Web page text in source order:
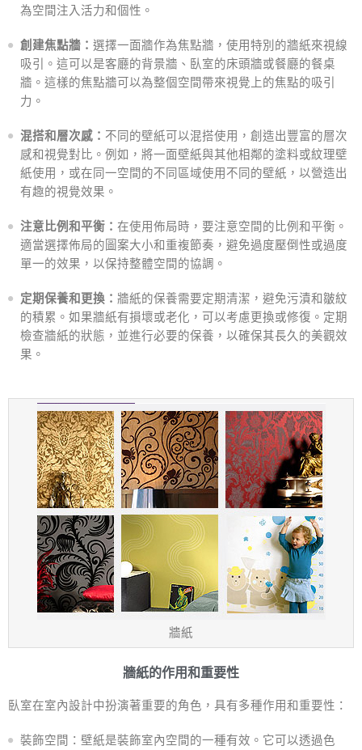
為空間注入活力和個性。
創建焦點牆： 選擇一面牆作為焦點牆，使用特別的牆紙來視線
吸引。這可以是客廳的背景牆、臥室的床頭牆或餐廳的餐桌
牆。這樣的焦點牆可以為整個空間帶來視覺上的焦點的吸引
力。
混搭和層次感： 不同的壁紙可以混搭使用，創造出豐富的層次
感和視覺對比。例如，將一面壁紙與其他相鄰的塗料或紋理壁
紙使用，或在同一空間的不同區域使用不同的壁紙，以營造出
有趣的視覺效果。
注意比例和平衡： 在使用佈局時，要注意空間的比例和平衡。
適當選擇佈局的圖案大小和重複節奏，避免過度壓倒性或過度
單一的效果，以保持整體空間的協調。
定期保養和更換： 牆紙的保養需要定期清潔，避免污漬和皺紋
的積累。如果牆紙有損壞或老化，可以考慮更換或修復。定期
檢查牆紙的狀態，並進行必要的保養，以確保其長久的美觀效
果。
牆紙
牆紙的作用和重要性
臥室在室內設計中扮演著重要的角色，具有多種作用和重要性：
裝飾空間：壁紙是裝飾室內空間的一種有效。它可以透過色